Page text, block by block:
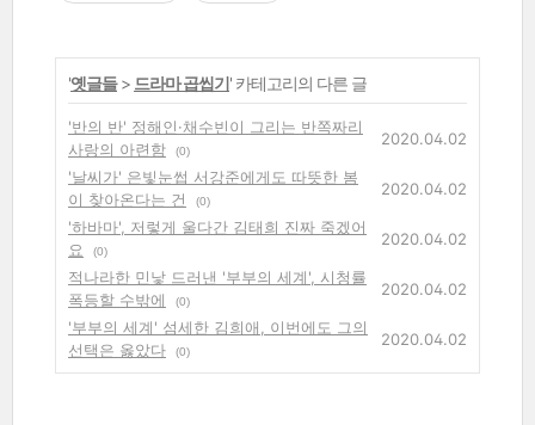
'옛글들> 드라마 곱씹기' 카테고리의 다른 글
'반의 반' 정해인·채수빈이 그리는 반쪽짜리
사랑의 아련함
(0)
2020.04.02
'날씨가' 은빛눈썹 서강준에게도 따뜻한 봄
이 찾아온다는 건
(0)
2020.04.02
'하바마', 저렇게 울다간 김태희 진짜 죽겠어
요
(0)
2020.04.02
적나라한 민낯 드러낸 '부부의 세계', 시청률
폭등할 수밖에
(0)
2020.04.02
'부부의 세계' 섬세한 김희애, 이번에도 그의
선택은 옳았다
(0)
2020.04.02